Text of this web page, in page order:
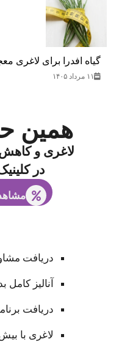
گیاه افدرا برای لاغری
۱۱ مرداد ۱۴۰۵
همین
لاغری و
در
دریافت
آنالیز
دریافت
لاغری با بیش از ۱۲ دستگاه